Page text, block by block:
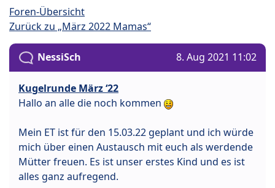
Foren-Übersicht
Zurück zu „März 2022 Mamas“
NessiSch 8. Aug 2021 11:02
Kugelrunde März ‘22
Hallo an alle die noch kommen
Mein ET ist für den 15.03.22 geplant und ich würde
mich über einen Austausch mit euch als werdende
Mütter freuen. Es ist unser erstes Kind und es ist
alles ganz aufregend.